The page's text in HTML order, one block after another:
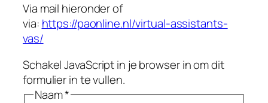
Via mail hieronder of
via: https://paonline.nl/virtual-assistants-
vas/
Schakel JavaScript in je browser in om dit
formulier in te vullen.
Naam *